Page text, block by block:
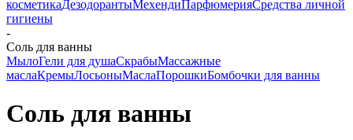
косметикаДезодорантыМехендиПарфюмерияСредства личной
гигиены
-
Соль для ванны
МылоГели для душаСкрабыМассажные
маслаКремыЛосьоныМаслаПорошкиБомбочки для ванны
Соль для ванны